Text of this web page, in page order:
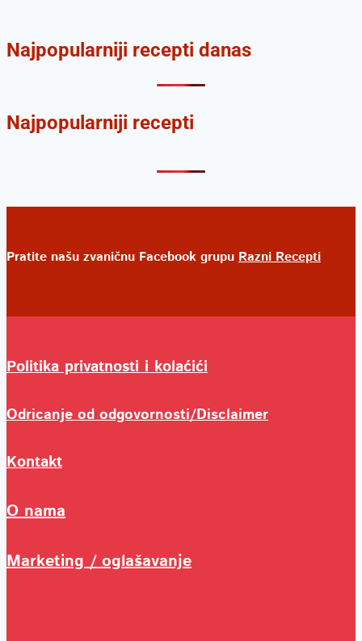
Najpopularniji recepti danas
Najpopularniji recepti
Pratite našu zvaničnu Facebook grupu Razni Recepti
Politika privatnosti i kolaćići
Odricanje od odgovornosti/Disclaimer
Kontakt
O nama
Marketing / oglašavanje